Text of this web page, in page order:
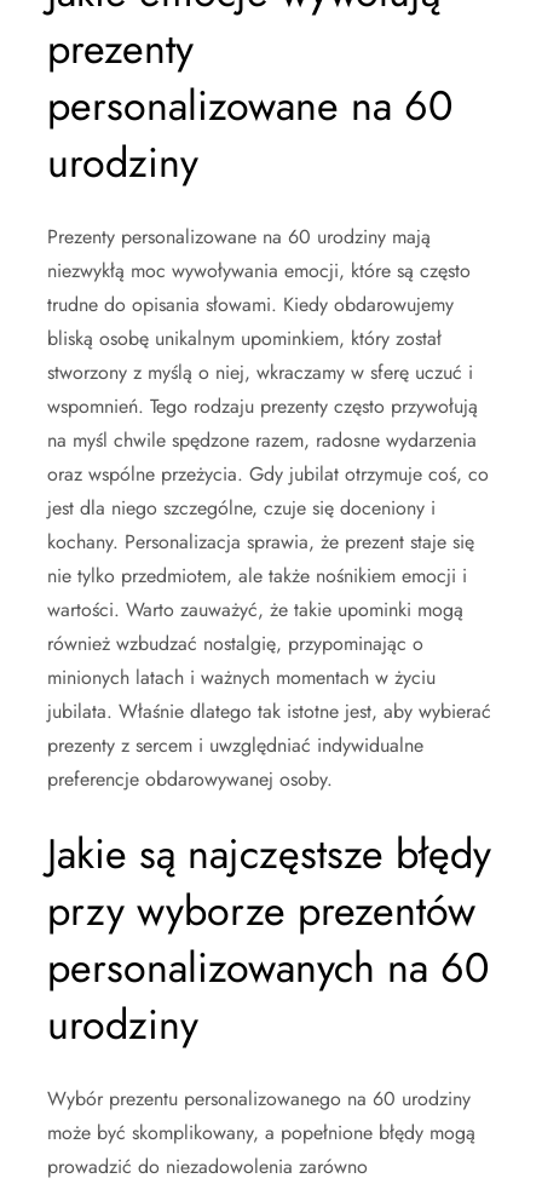
prezenty
personalizowane na 60
urodziny
Prezenty personalizowane na 60 urodziny mają
niezwykłą moc wywoływania emocji, które są często
trudne do opisania słowami. Kiedy obdarowujemy
bliską osobę unikalnym upominkiem, który został
stworzony z myślą o niej, wkraczamy w sferę uczuć i
wspomnień. Tego rodzaju prezenty często przywołują
na myśl chwile spędzone razem, radosne wydarzenia
oraz wspólne przeżycia. Gdy jubilat otrzymuje coś, co
jest dla niego szczególne, czuje się doceniony i
kochany. Personalizacja sprawia, że prezent staje się
nie tylko przedmiotem, ale także nośnikiem emocji i
wartości. Warto zauważyć, że takie upominki mogą
również wzbudzać nostalgię, przypominając o
minionych latach i ważnych momentach w życiu
jubilata. Właśnie dlatego tak istotne jest, aby wybierać
prezenty z sercem i uwzględniać indywidualne
preferencje obdarowywanej osoby.
Jakie są najczęstsze błędy
przy wyborze prezentów
personalizowanych na 60
urodziny
Wybór prezentu personalizowanego na 60 urodziny
może być skomplikowany, a popełnione błędy mogą
prowadzić do niezadowolenia zarówno